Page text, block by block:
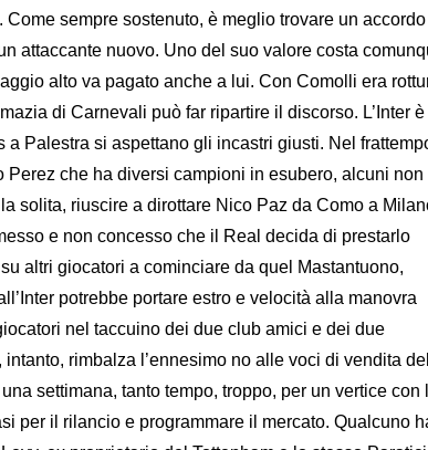
sempre sostenuto, è meglio trovare un accordo
attaccante nuovo. Uno del suo valore costa
alto va pagato anche a lui. Con Comolli era
di Carnevali può far ripartire il discorso. L’Inter è
Palestra si aspettano gli incastri giusti. Nel
Perez che ha diversi campioni in esubero, alcuni non
solita, riuscire a dirottare Nico Paz da Como a
e non concesso che il Real decida di prestarlo
altri giocatori a cominciare da quel Mastantuono,
potrebbe portare estro e velocità alla manovra
nel taccuino dei due club amici e dei due
rimbalza l’ennesimo no alle voci di vendita
settimana, tanto tempo, troppo, per un vertice con
per il rilancio e programmare il mercato. Qualcuno